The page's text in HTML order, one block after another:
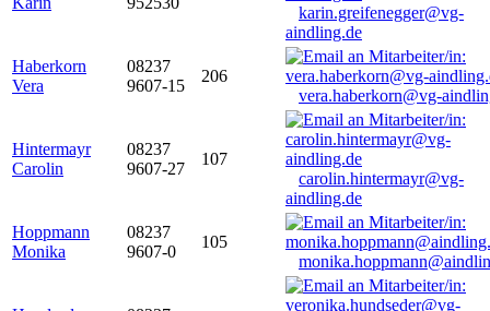
karin.greifenegger@vg-
aindling.de
Haberkorn
Vera
08237
9607-15
206
vera.haberkorn@vg-
Hintermayr
Carolin
08237
9607-27
107
carolin.hintermayr@vg-
aindling.de
Hoppmann
Monika
08237
9607-0
105